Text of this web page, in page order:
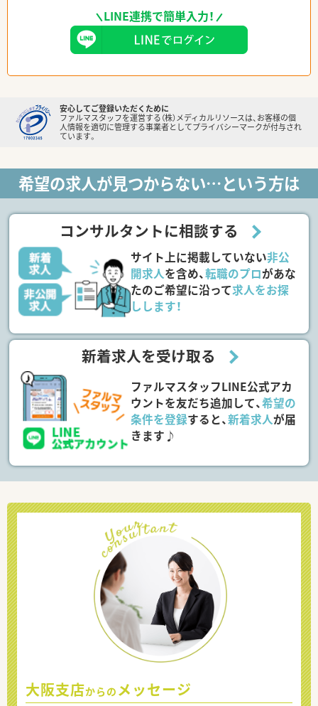
LINE連携で簡単入力！
安心してご登録いただくために
ファルマスタッフを運営する（株）メディカルリソースは、お客様の個
人情報を適切に管理する事業者としてプライバシーマークが付与され
ています。
希望の求人が見つからない…という方は
コンサルタントに相談する
サイト上に掲載していない非公
開求人を含め、転職のプロがあな
たのご希望に沿って求人をお探
しします！
新着求人を受け取る
ファルマスタッフLINE公式アカ
ウントを友だち追加して、希望の
条件を登録すると、新着求人が届
きます♪
大阪支店からの メッセージ